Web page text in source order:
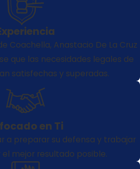
Coachella, Anastacio De La Cruz
que las necesidades legales de
satisfechas y superadas.
en Ti
a preparar su defensa y trabajar
el mejor resultado posible.